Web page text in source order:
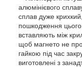
алюмінієвого
сплав дуже
пошкодження
вставляють між
щоб магнето не
гайкою під час
виготовлені з